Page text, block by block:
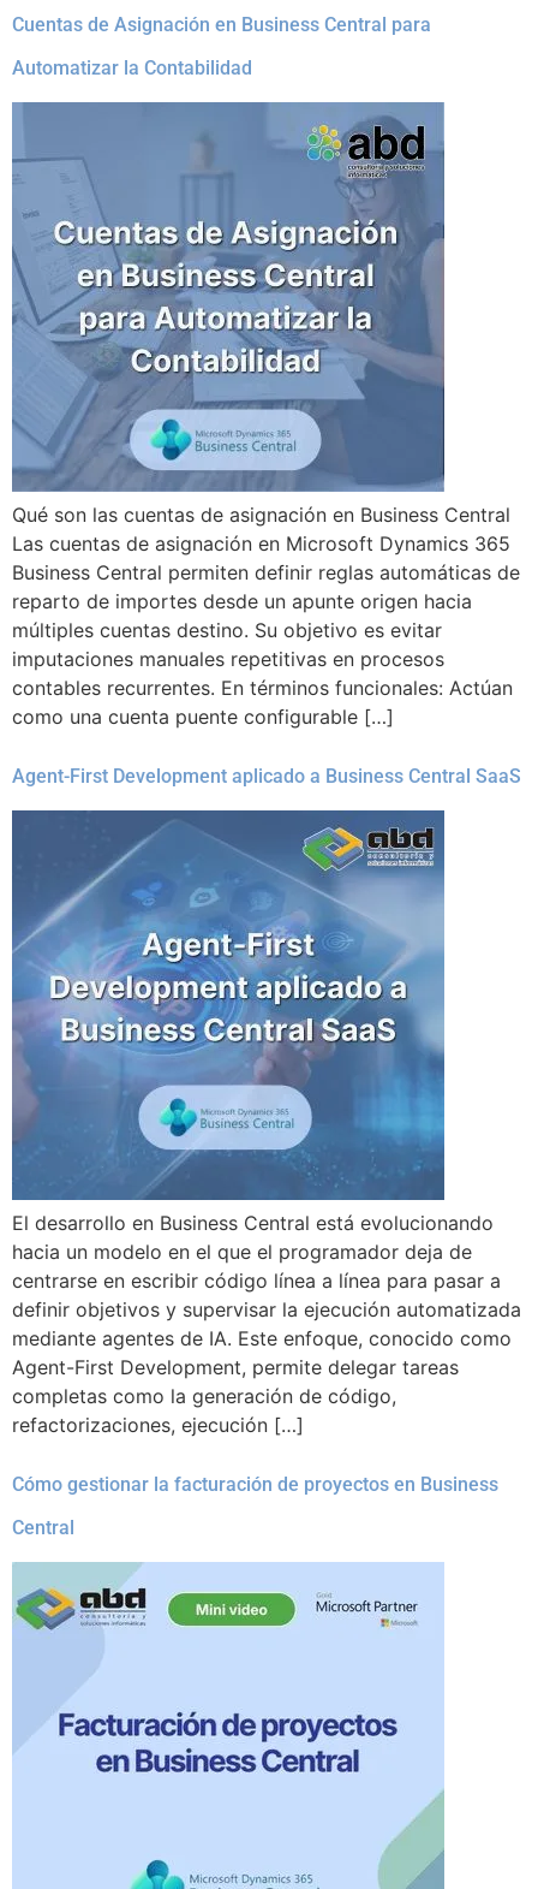
Cuentas de Asignación en Business Central para
Automatizar la Contabilidad
Qué son las cuentas de asignación en Business Central
Las cuentas de asignación en Microsoft Dynamics 365
Business Central permiten definir reglas automáticas de
reparto de importes desde un apunte origen hacia
múltiples cuentas destino. Su objetivo es evitar
imputaciones manuales repetitivas en procesos
contables recurrentes. En términos funcionales: Actúan
como una cuenta puente configurable […]
Agent-First Development aplicado a Business Central SaaS
El desarrollo en Business Central está evolucionando
hacia un modelo en el que el programador deja de
centrarse en escribir código línea a línea para pasar a
definir objetivos y supervisar la ejecución automatizada
mediante agentes de IA. Este enfoque, conocido como
Agent-First Development, permite delegar tareas
completas como la generación de código,
refactorizaciones, ejecución […]
Cómo gestionar la facturación de proyectos en Business
Central